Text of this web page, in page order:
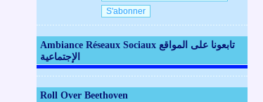
Ambiance Réseaux Sociaux تابعونا على المواقع
الإجتماعية
Roll Over Beethoven